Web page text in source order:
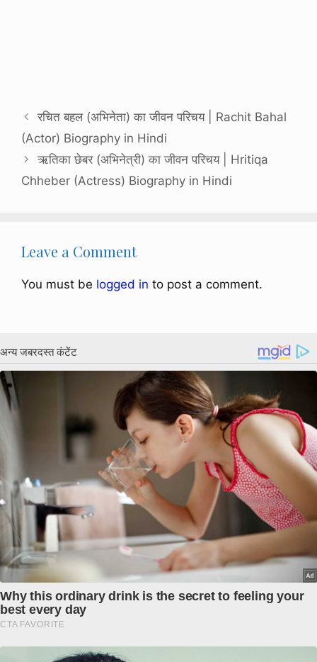
रचित बहल (अभिनेता) का जीवन परिचय | Rachit Bahal
(Actor) Biography in Hindi
ऋतिका छेबर (अभिनेत्री) का जीवन परिचय | Hritiqa
Chheber (Actress) Biography in Hindi
Leave a Comment
You must be logged in to post a comment.